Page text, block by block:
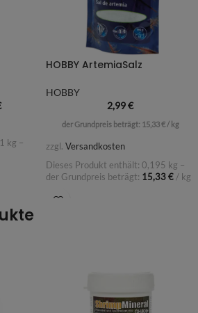
kg –
HOBBY ArtemiaSalz
HOBBY
2,99€
der Grundpreis beträgt: 15,33€/ kg
zzgl. Versandkosten
Dieses Produkt enthält: 0,195 kg –
der Grundpreis beträgt: 15,33 € / kg